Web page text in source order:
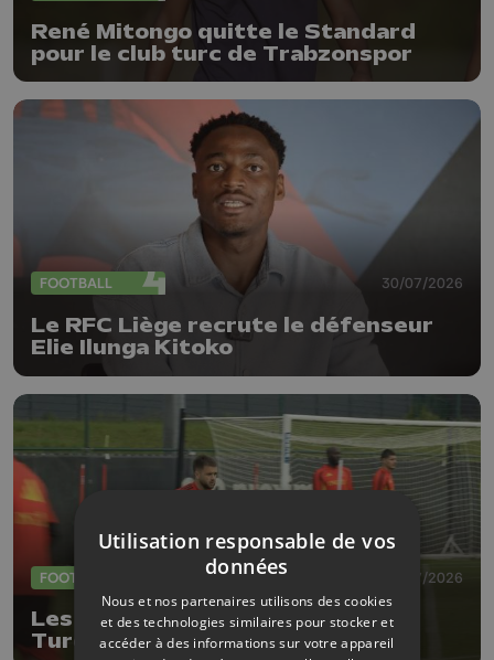
René Mitongo quitte le Standard
pour le club turc de Trabzonspor
FOOTBALL 30/07/2026
Le RFC Liège recrute le défenseur
Elie Ilunga Kitoko
FOOTBALL 27/07/2026
Les Diables Rouges défieront la
Turquie le 2 octobre à Liège
Utilisation responsable de vos
données
Nous et nos partenaires utilisons des cookies
et des technologies similaires pour stocker et
accéder à des informations sur votre appareil